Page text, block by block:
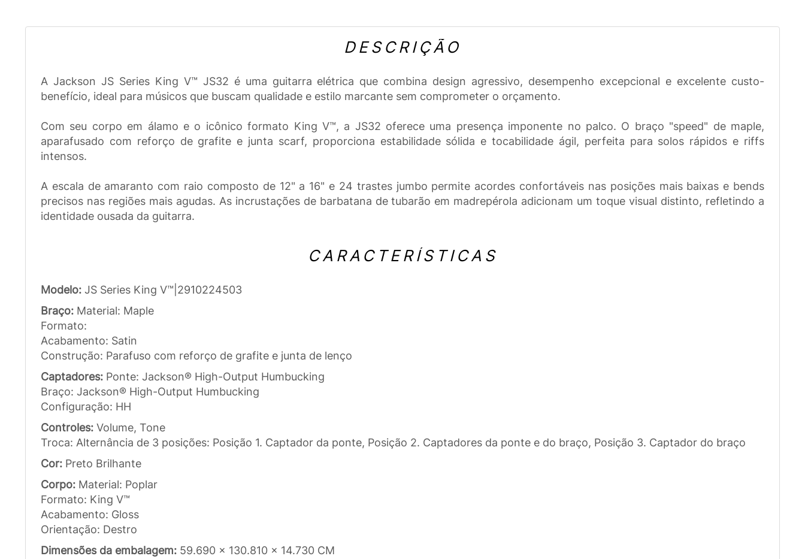
DESCRIÇÃO
A Jackson JS Series King V™ JS32 é uma guitarra elétrica que combina design agressivo, desempenho excepcional e excelente custo-
benefício, ideal para músicos que buscam qualidade e estilo marcante sem comprometer o orçamento.
Com seu corpo em álamo e o icônico formato King V™, a JS32 oferece uma presença imponente no palco. O braço "speed" de maple,
aparafusado com reforço de grafite e junta scarf, proporciona estabilidade sólida e tocabilidade ágil, perfeita para solos rápidos e riffs
intensos.
A escala de amaranto com raio composto de 12" a 16" e 24 trastes jumbo permite acordes confortáveis nas posições mais baixas e bends
precisos nas regiões mais agudas. As incrustações de barbatana de tubarão em madrepérola adicionam um toque visual distinto, refletindo a
identidade ousada da guitarra.
CARACTERÍSTICAS
Modelo: JS Series King V™|2910224503
Braço: Material: Maple
Formato:
Acabamento: Satin
Construção: Parafuso com reforço de grafite e junta de lenço
Captadores: Ponte: Jackson® High-Output Humbucking
Braço: Jackson® High-Output Humbucking
Configuração: HH
Controles: Volume, Tone
Troca: Alternância de 3 posições: Posição 1. Captador da ponte, Posição 2. Captadores da ponte e do braço, Posição 3. Captador do braço
Cor: Preto Brilhante
Corpo: Material: Poplar
Formato: King V™
Acabamento: Gloss
Orientação: Destro
Dimensões da embalagem: 59.690 x 130.810 x 14.730 CM